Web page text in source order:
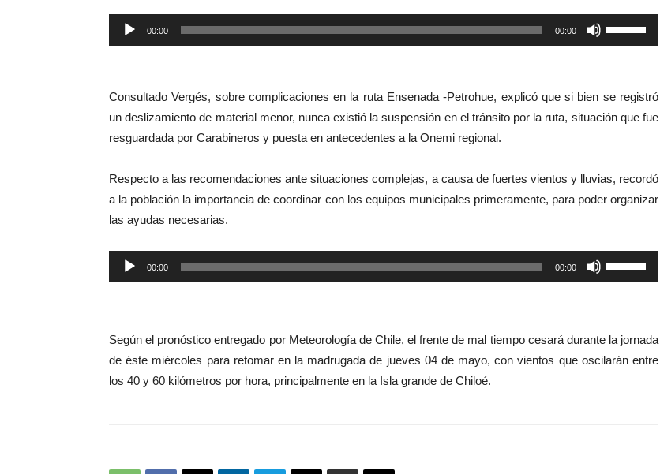
Reproductor
de
00:00 00:00
las
flecha
arriba/abajo
o
disminuir
volumen.
Consultado Vergés, sobre complicaciones en la ruta Ensenada -Petrohue, explicó que si bien se registró
un deslizamiento de material menor, nunca existió la suspensión en el tránsito por la ruta, situación que fue
resguardada por Carabineros y puesta en antecedentes a la Onemi regional.
Respecto a las recomendaciones ante situaciones complejas, a causa de fuertes vientos y lluvias, recordó
a la población la importancia de coordinar con los equipos municipales primeramente, para poder organizar
las ayudas necesarias.
Reproductor
de
00:00 00:00
las
flecha
arriba/abajo
Según el pronóstico entregado por Meteorología de Chile, el frente de mal tiempo cesará durante la jornada
de éste miércoles para retomar en la madrugada de jueves 04 de mayo, con vientos que oscilarán entre
los 40 y 60 kilómetros por hora, principalmente en la Isla grande de Chiloé.